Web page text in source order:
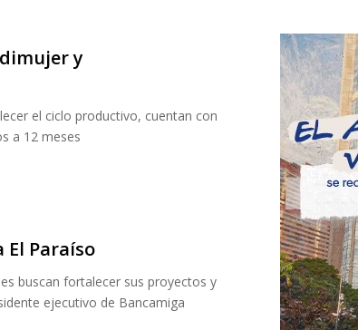
y
el ciclo productivo, cuentan con
a 12 meses
El Paraíso
buscan fortalecer sus proyectos y
ejecutivo de Bancamiga